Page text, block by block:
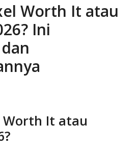
Worth It atau
Ini
Worth It atau